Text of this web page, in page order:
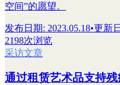
空间”的愿望。
发布日期: 2023.05.18•更新
2198次浏览
采访文章
通过租赁艺术品支持